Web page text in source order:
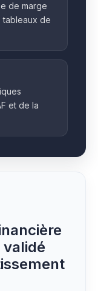
de marge
tableaux de
et de la
validé